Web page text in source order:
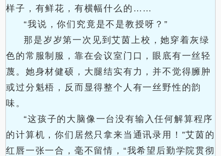
样子，有鲜花，有横幅什么的……
“我说，你们究竟是不是教授呀？”
那是岁岁第一次见到艾茵上校，她穿着灰绿
色的常服制服，靠在会议室门口，眼底有一丝轻
蔑。她身材健硕，大腿结实有力，并不觉得臃肿
或过分魁梧，反而显得整个人有一丝野性的韵
味。
“这孩子的大脑像一台没有输入任何解算程序
的计算机，你们居然只拿来当通讯录用！”艾茵的
红唇一张一合，毫不留情，“我希望后勤学院贯彻